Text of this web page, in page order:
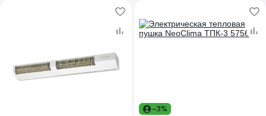
-3%